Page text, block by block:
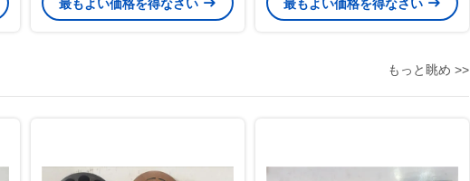
最もよい価格を得なさい
最もよい価格を得なさい
もっと眺め >>